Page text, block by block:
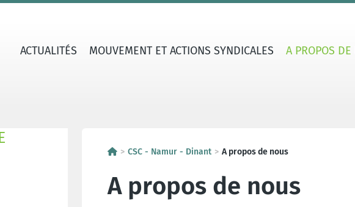
ACTUALITÉS MOUVEMENT ET ACTIONS SYNDICALES A PROPOS DE
CSC - Namur - Dinant A propos de nous
A propos de nous